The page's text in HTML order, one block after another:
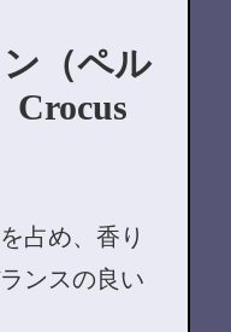
（ペル
Crocus
占め、香り
ンスの良い